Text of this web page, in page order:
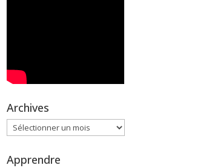
Archives
Archives
Apprendre